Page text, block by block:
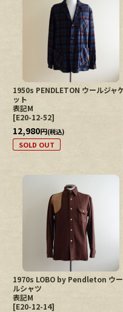
1950s PENDLETON ウールジャ
ット
表記M
[E20-12-52]
12,980円(税込)
SOLD OUT
1970s LOBO by Pendleton ウー
ルシャツ
表記M
[E20-12-14]